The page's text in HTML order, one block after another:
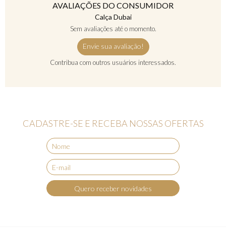
AVALIAÇÕES DO CONSUMIDOR
Calça Dubai
Sem avaliações até o momento.
Envie sua avaliação!
Contribua com outros usuários interessados.
CADASTRE-SE E RECEBA NOSSAS OFERTAS
Quero receber novidades